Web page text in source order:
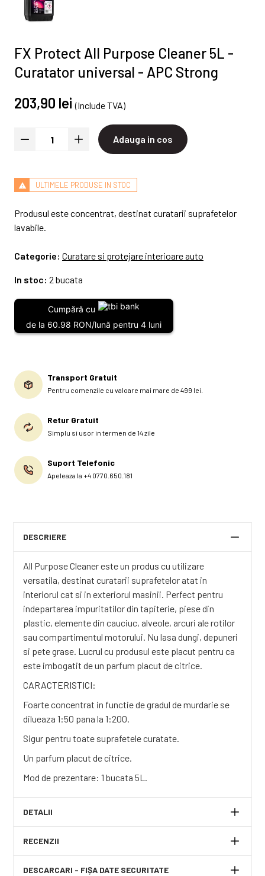
FX Protect All Purpose Cleaner 5L -
Curatator universal - APC Strong
203,90 lei (Include TVA)
Adauga in cos
ULTIMELE PRODUSE IN STOC
Produsul este concentrat, destinat curatarii suprafetelor
lavabile.
Categorie: Curatare si protejare interioare auto
In stoc: 2 bucata
Cumpără cu
de la 60.98 RON/lună pentru 4 luni
Transport Gratuit
Pentru comenzile cu valoare mai mare de 499 lei.
Retur Gratuit
Simplu si usor in termen de 14 zile
Suport Telefonic
Apeleaza la +4 0770.650.181
DESCRIERE
All Purpose Cleaner este un produs cu utilizare
versatila, destinat curatarii suprafetelor atat in ​​
interiorul cat si in exteriorul masinii. Perfect pentru
indepartarea impuritatilor din tapiterie, piese din
plastic, elemente din cauciuc, alveole, arcuri ale rotilor
sau compartimentul motorului. Nu lasa dungi, depuneri
si pete grase. Lucrul cu produsul este placut pentru ca
este imbogatit de un parfum placut de citrice.
CARACTERISTICI:
Foarte concentrat in functie de gradul de murdarie se
dilueaza 1:50 pana la 1:200.
Sigur pentru toate suprafetele curatate.
Un parfum placut de citrice.
Mod de prezentare: 1 bucata 5L.
DETALII
RECENZII
DESCARCARI - FIȘA DATE SECURITATE